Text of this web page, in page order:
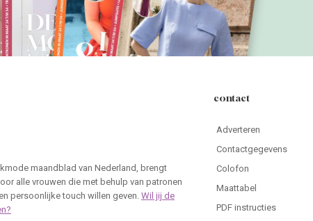
maandblad van Nederland, brengt
alle vrouwen die met behulp van patronen
persoonlijke touch willen geven.Wil jij de
contact
Adverteren
Contactgegevens
Colofon
Maattabel
PDF instructies